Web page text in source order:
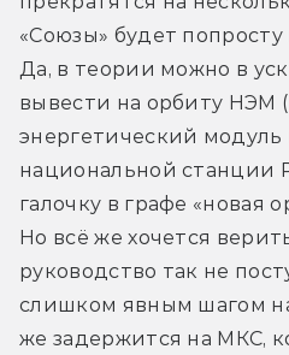
«Союзы» будет
Да, в теории можно в
вывести на орбиту НЭМ
энергетический
национальной станции
галочку в графе «новая
Но всё же хочется
руководство так не
слишком явным шагом
же задержится на МКС,